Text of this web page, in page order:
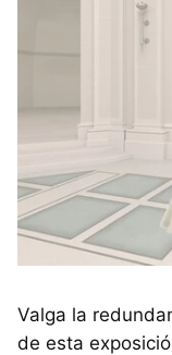
Valga la
de esta